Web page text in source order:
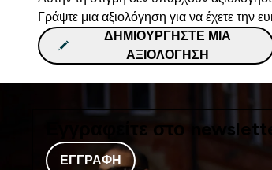
Γράψτε μια αξιολόγηση για να έχετε την
ΔΗΜΙΟΥΡΓΉΣΤΕ ΜΙΑ
ΑΞΙΟΛΌΓΗΣΗ
Εγγραφείτε στο
ΕΓΓΡΑΦΉ